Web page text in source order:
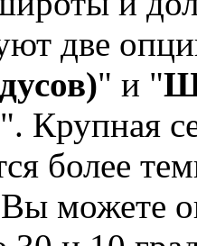
две
" и "
". Крупная
более
можете